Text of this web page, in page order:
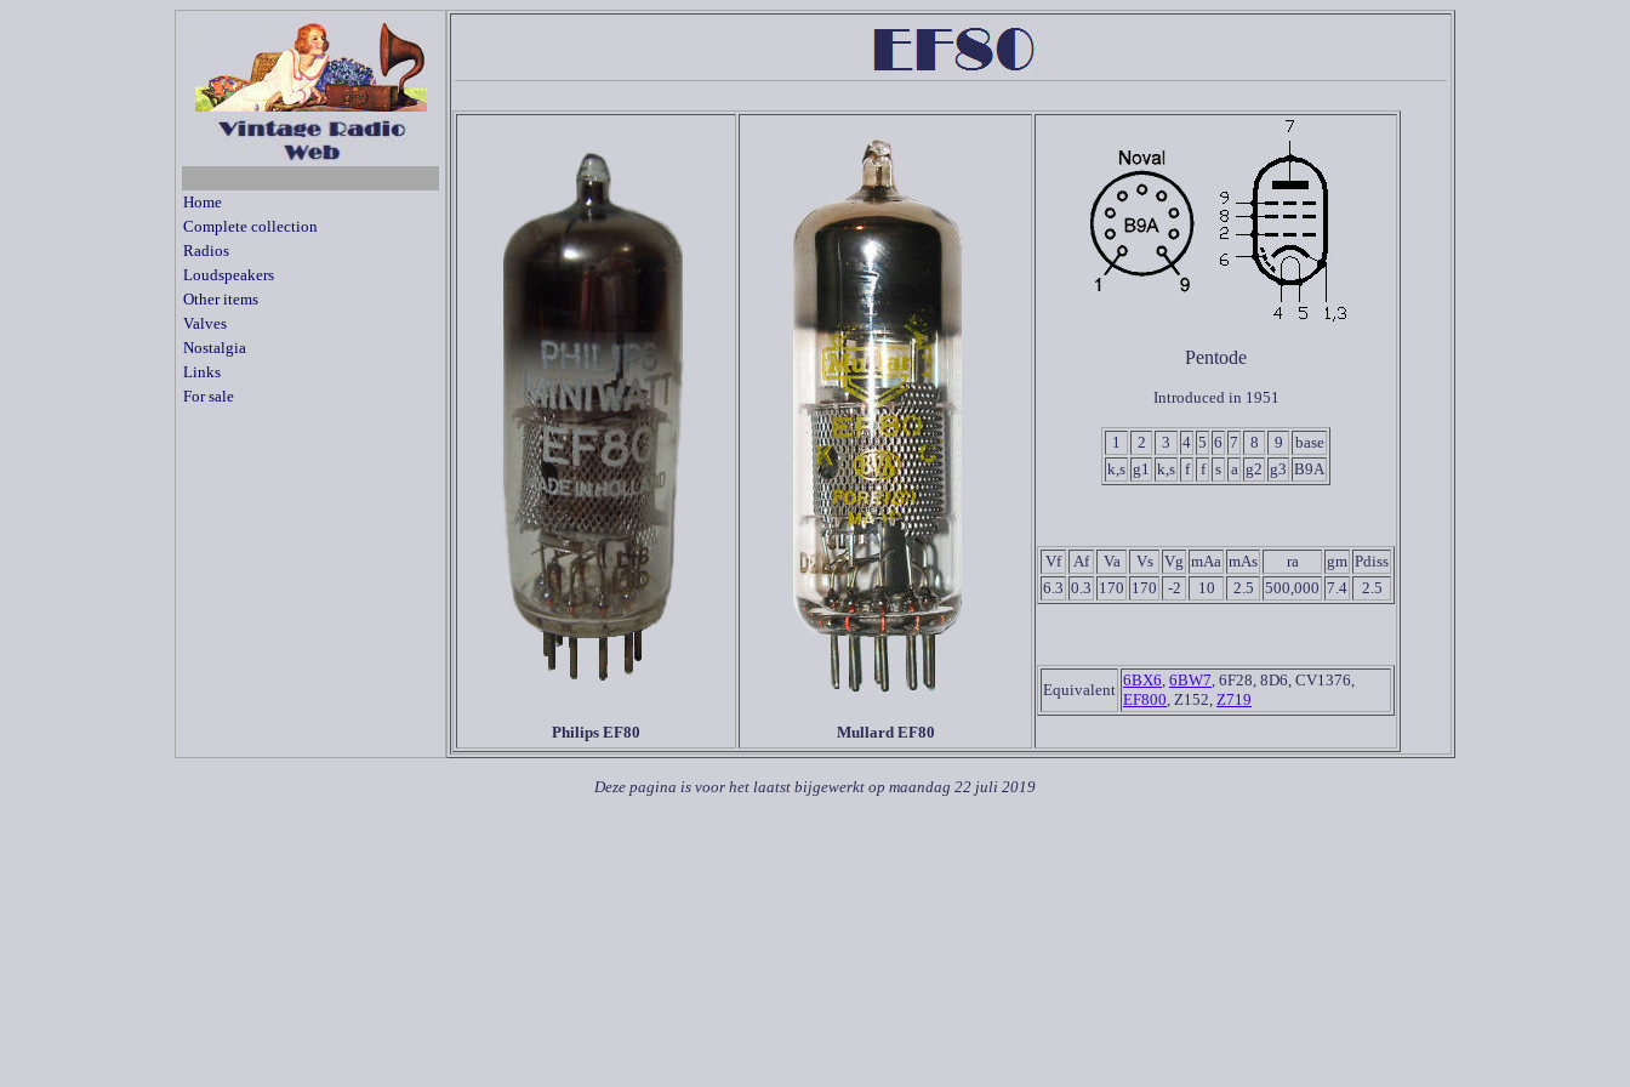
Home
Complete collection
Radios
Loudspeakers
Other items
Valves
Nostalgia
Links
For sale
Philips EF80 Mullard EF80
Pentode
Introduced in 1951
1 2 3 4 5 6 7 8 9
base
k,s g1 k,s f f s a g2 g3 B9A
Vf Af Va Vs Vg mAa mAs ra gm Pdiss
6.3 0.3 170 170 -2 10 2.5 500,000 7.4 2.5
Equivalent
6BX6, 6BW7, 6F28, 8D6, CV1376,
EF800, Z152, Z719
Deze pagina is voor het laatst bijgewerkt op maandag 22 juli 2019